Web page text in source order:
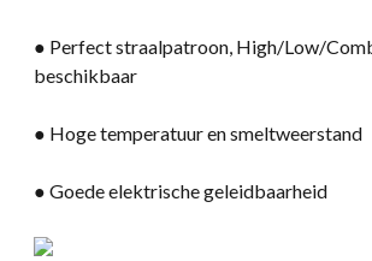
● Perfect straalpatroon, High/Low/
beschikbaar
● Hoge temperatuur en smeltweerstand
● Goede elektrische geleidbaarheid